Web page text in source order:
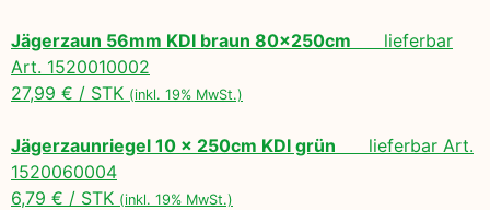
Jägerzaun 56mm KDI braun 80x250cm lieferbar
Art. 1520010002
27,99 € / STK (inkl. 19% MwSt.)
Jägerzaunriegel 10 x 250cm KDI grün lieferbar Art.
1520060004
6,79 € / STK (inkl. 19% MwSt.)